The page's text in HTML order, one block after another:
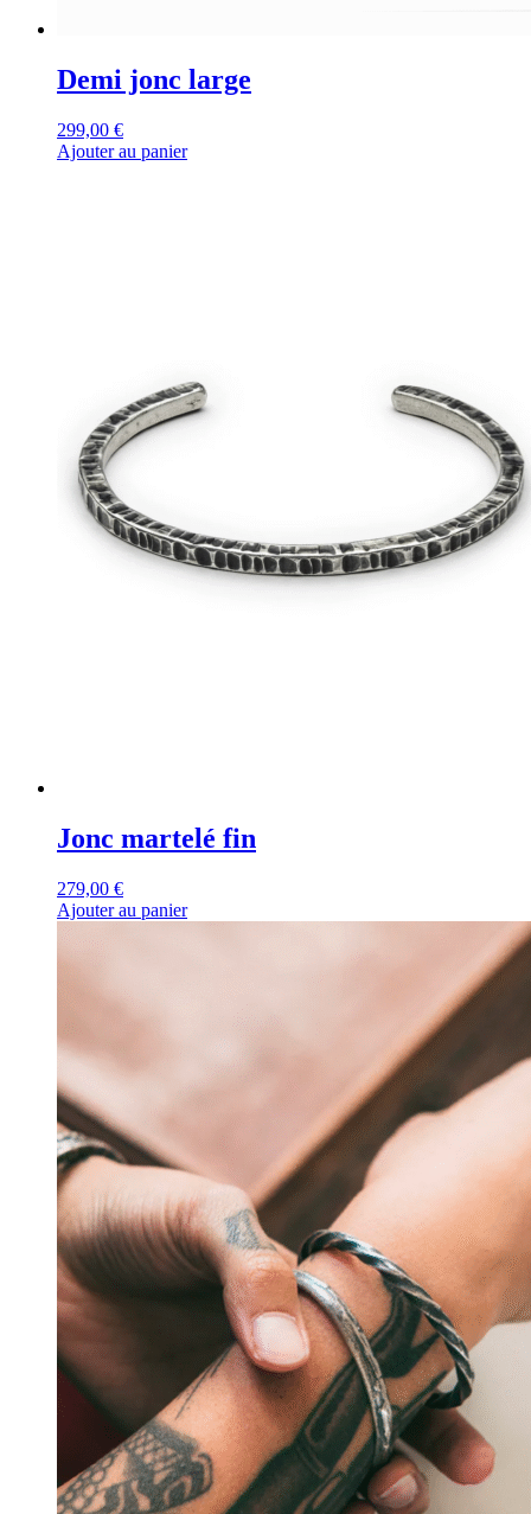
Demi jonc large
299,00 €
Ajouter au panier
Jonc martelé fin
279,00 €
Ajouter au panier